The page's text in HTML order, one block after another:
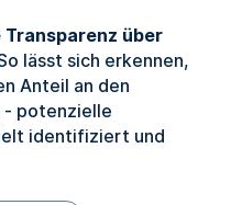
Transparenz über
lässt sich erkennen,
Anteil an den
- potenzielle
identifiziert und